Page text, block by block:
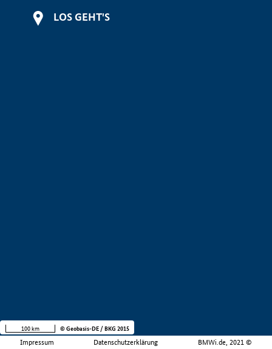
LOS GEHT'S
Impressum Datenschutzerklärung BMWi.de, 2021 ©
100 km © Geobasis-DE / BKG 2015